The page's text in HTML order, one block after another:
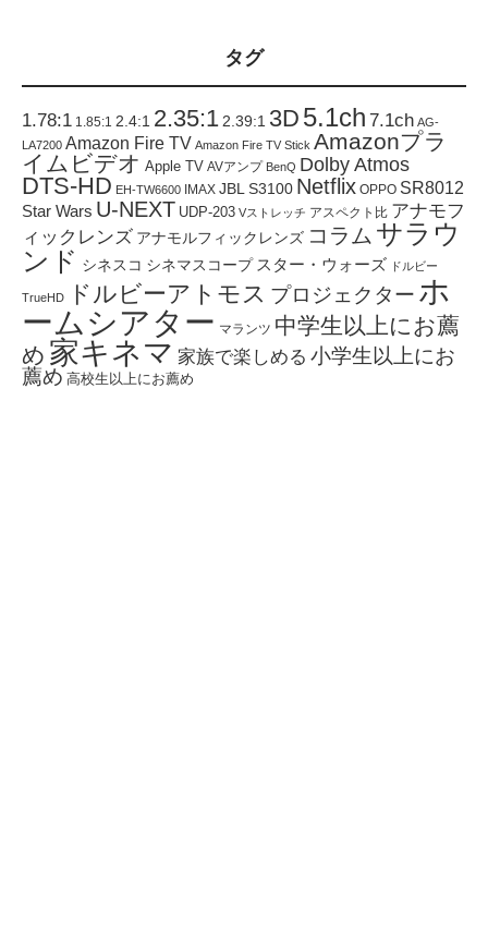
タグ
1.78:1 1.85:1 2.4:1 2.35:1 2.39:1 3D 5.1ch 7.1ch AG-
LA7200 Amazon Fire TV Amazon Fire TV Stick Amazonプラ
イムビデオ Apple TV AVアンプ BenQ Dolby Atmos
DTS-HD EH-TW6600 IMAX JBL S3100 Netflix OPPO SR8012
Star Wars U-NEXT UDP-203 Vストレッチ アスペクト比 アナモフ
ィックレンズ アナモルフィックレンズ コラム サラウ
ンド シネスコ シネマスコープ スター・ウォーズ ドルビー
TrueHD ドルビーアトモス プロジェクター ホ
ームシアター マランツ 中学生以上にお薦
め 家キネマ 家族で楽しめる 小学生以上にお
薦め 高校生以上にお薦め